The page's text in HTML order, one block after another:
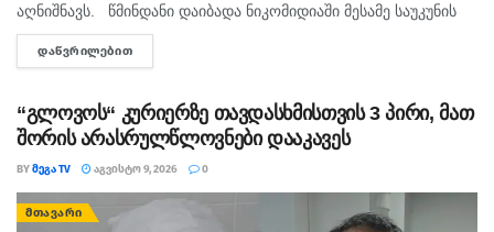
აღნიშნავს. წმინდანი დაიბადა ნიკომიდიაში მესამე საუკუნის
მეორე ნახევარში. არ არსებობს ტაძარი, რომელშიც არ იყოს
დაბრძანებული ნიკომიდიელი მკურნალის,...
ᲓᲐᲬᲕᲠᲘᲚᲔᲑᲘᲗ
“გლოვოს“ კურიერზე თავდასხმისთვის 3 პირი, მათ
შორის არასრულწლოვნები დააკავეს
BYᲛᲔᲒᲐ TV ᲐᲒᲕᲘᲡᲢᲝ 9, 2026 0
ᲛᲗᲐᲕᲐᲠᲘ